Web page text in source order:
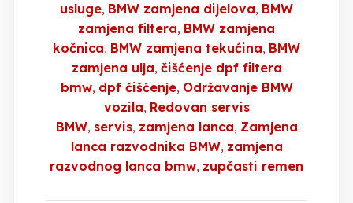
usluge BMW zamjena dijelova BMW
zamjena filtera BMW zamjena
kočnica BMW zamjena tekućina BMW
zamjena ulja čišćenje dpf filtera
bmw dpf čišćenje Održavanje BMW
vozila Redovan servis
BMW servis zamjena lanca Zamjena
lanca razvodnika BMW zamjena
razvodnog lanca bmw zupčasti remen